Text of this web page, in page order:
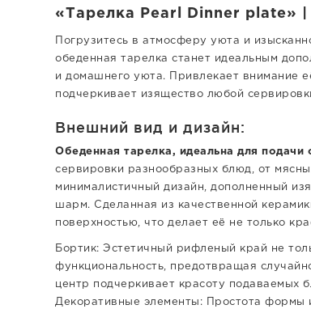
«Тарелка Pearl Dinner plate» |
Погрузитесь в атмосферу уюта и
обеденная тарелка станет идеальным
и домашнего уюта. Привлекает внимание
подчеркивает изящество любой
Внешний вид и дизайн:
Обеденная тарелка, идеальна для подачи
сервировки разнообразных блюд, от
минималистичный дизайн, дополненный
шарм. Сделанная из качественной
поверхностью, что делает её не только
Бортик: Эстетичный рифленый край не
функциональность, предотвращая
центр подчеркивает красоту подаваемых
Декоративные элементы: Простота формы